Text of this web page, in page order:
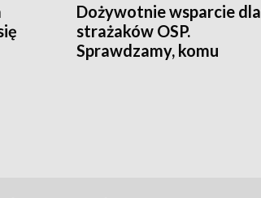
Dożywotnie wsparcie dla
strażaków OSP.
Sprawdzamy, komu